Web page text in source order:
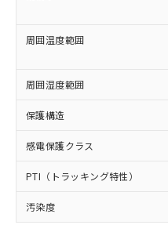
周囲温度範囲
周囲湿度範囲
保護構造
感電保護クラス
PTI（トラッキング特性）
汚染度
(税抜)を提供
当社制御機
本サービスの
在庫状況お
記載している
タに基づき
覧された時点
準価格とは
了承ください。
正式な納期
様のお取引
非該当品：ライセ
害物質有無と関係
仕入先様の事情に
いたものが、含有
むを得ず変更する
*EU RoHS指令（10物質）
鉛(Pb) 1000ppm以下、
ミウム(Cd) 100ppm以下、
(PBDE) 1000ppm以下、
ル) (DEHP)(別名：
ルベンジル（BBP）
（DBP） 1000ppm以下
「○」：最大均質
基準値以下である
「×」：最大均質
基準値を超えてい
「－」：未確認で
Pb(鉛) :1000ppm、 Hg(
Cr(Ⅵ)(六価クロム) :
ニル類) : 1000ppm、
DBP(フタル酸ジブチル)
為替および外
（以下｢規制
または国外へ
国政府の輸出
可)を取得す
とります。
当社は規制
全に破砕す
いよう必要な
号
○ 一定数以
△ 一定数に